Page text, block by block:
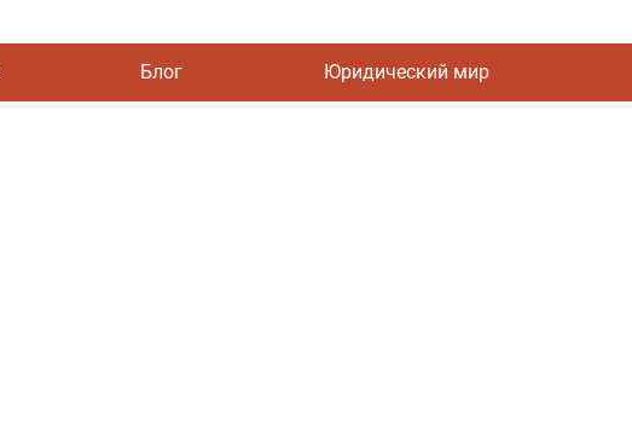
Блог Юридический мир